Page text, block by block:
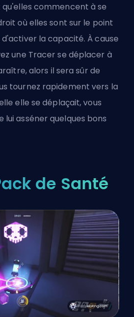
commencent à se
où elles sont sur le point
la capacité. À cause
une Tracer se déplacer à
alors il sera sûr de
tournez rapidement vers la
elle se déplaçait, vous
lui asséner quelques bons
de Santé